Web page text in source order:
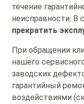
течение
неисправности. В
прекратить
При обращении
нашего
заводских
гарантийный
воздействиями